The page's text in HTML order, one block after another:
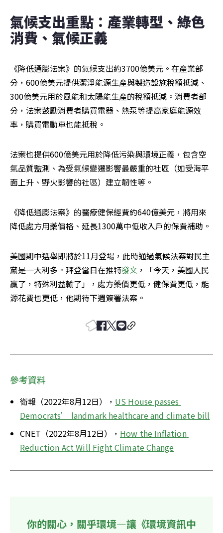
氣候支出重點：產業轉型、綠色
消費、氣候正義
《降低通膨法案》的氣候支出約3700億美元。在產業部
分，600億美元提供潔淨能源生產與製造設施稅額抵減、
300億美元用於風能和太陽能生產的稅額抵減。消費者部
分，法案鼓勵消費者購買電器、熱泵等提高家庭能源效
率，購買電動車也能抵稅。
法案也提供600億美元用於降低污染與環境正義，包含空
氣品質監測、為受氣候變遷影響最嚴重的社區（如受海平
面上升、野火影響的社區）建立韌性等。
《降低通膨法案》的醫療健保經費約640億美元，將用來
降低處方用藥價格、延長1300萬中低收入戶的保費補助。
美國期中選舉即將於11月登場，此時通過氣候法案對民主
黨是一大利多。拜登當日在推特發文 ，「今天，美國人民
贏了，特殊利益輸了」，處方藥價更低，健保費更低，能
源花費也更低，他期待下週簽署法案。
參考資料
衛報（2022年8月12日）， US House passes
Democrats’ landmark healthcare and climate bill
CNET（2022年8月12日）， How the Inflation
Reduction Act Will Fight Climate Change
你的關心，關乎環境—讓《環境資訊中